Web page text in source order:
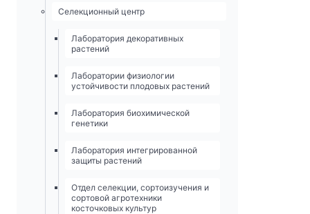
Селекционный центр
Лаборатория декоративных
растений
Лаборатории физиологии
устойчивости плодовых растений
Лаборатория биохимической
генетики
Лаборатория интегрированной
защиты растений
Отдел селекции, сортоизучения и
сортовой агротехники
косточковых культур